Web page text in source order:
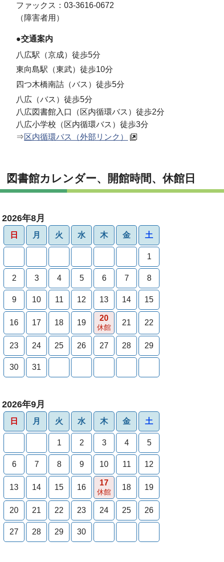
ファックス：03-3616-0672
（障害者用）
●交通案内
八広駅（京成）徒歩5分
東向島駅（東武）徒歩10分
四つ木橋南詰（バス）徒歩5分
八広（バス）徒歩5分
八広図書館入口（区内循環バス）徒歩2分
八広小学校（区内循環バス）徒歩3分
⇒区内循環バス（外部リンク）
図書館カレンダー、開館時間、休館日
2026年8月
日 月 火 水 木 金 土
1
2 3 4 5 6 7 8
9 10 11 12 13 14 15
16 17 18 19
20
休館
21 22
23 24 25 26 27 28 29
30 31
2026年9月
日 月 火 水 木 金 土
1 2 3 4 5
6 7 8 9 10 11 12
13 14 15 16
17
休館
18 19
20 21 22 23 24 25 26
27 28 29 30